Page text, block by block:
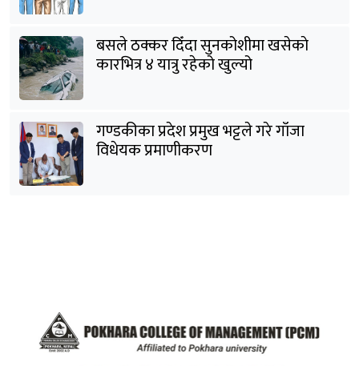
बसले ठक्कर दिँदा सुनकोशीमा खसेकाे
कारभित्र ४ यात्रु रहेको खुल्यो
गण्डकीका प्रदेश प्रमुख भट्टले गरे गाँजा
विधेयक प्रमाणीकरण